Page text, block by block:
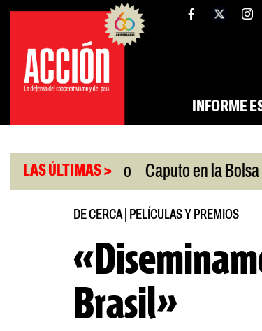
Saltar
contenido
INFORME
LAS ÚLTIMAS >
Medio Caputo en la Bolsa de
DE CERCA| PELÍCULAS Y PREMIOS
Brasil»